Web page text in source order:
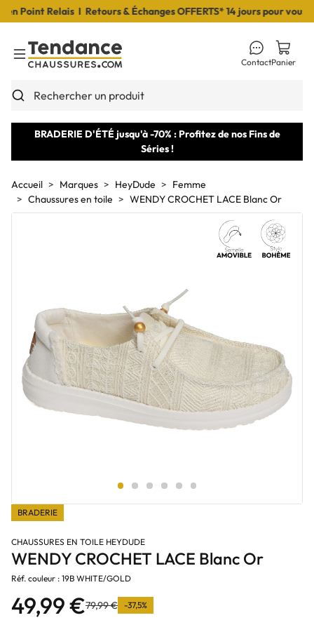
Point Relais I Retours & Échanges OFFERTS* 14 jours pour vous
Toggle Menu
Rechercher un produit
ContactPanier
BRADERIE D'ÉTÉ jusqu'à -70% : Profitez de nos Fins de
Séries !
Accueil Marques HeyDude
Femme
Chaussures en toile
WENDY CROCHET LACE Blanc Or
BRADERIE
CHAUSSURES EN TOILE HEYDUDE
WENDY CROCHET LACE Blanc Or
Réf. couleur : 19B WHITE/GOLD
49,99 €79,99 € -37,5%